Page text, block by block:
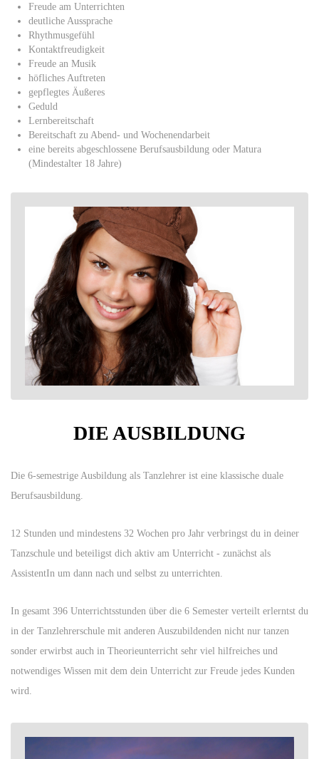
Freude am Unterrichten
deutliche Aussprache
Rhythmusgefühl
Kontaktfreudigkeit
Freude an Musik
höfliches Auftreten
gepflegtes Äußeres
Geduld
Lernbereitschaft
Bereitschaft zu Abend- und Wochenendarbeit
eine bereits abgeschlossene Berufsausbildung oder Matura
(Mindestalter 18 Jahre)
DIE AUSBILDUNG
Die 6-semestrige Ausbildung als Tanzlehrer ist eine klassische duale
Berufsausbildung.
12 Stunden und mindestens 32 Wochen pro Jahr verbringst du in deiner
Tanzschule und beteiligst dich aktiv am Unterricht - zunächst als
AssistentIn um dann nach und selbst zu unterrichten.
In gesamt 396 Unterrichtsstunden über die 6 Semester verteilt erlerntst du
in der Tanzlehrerschule mit anderen Auszubildenden nicht nur tanzen
sonder erwirbst auch in Theorieunterricht sehr viel hilfreiches und
notwendiges Wissen mit dem dein Unterricht zur Freude jedes Kunden
wird.